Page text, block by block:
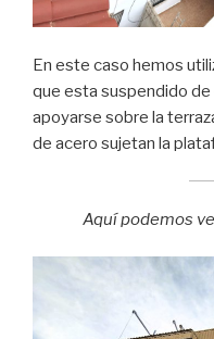
En este caso hemos
que esta suspendido
apoyarse sobre la
de acero sujetan la
Aquí podemos